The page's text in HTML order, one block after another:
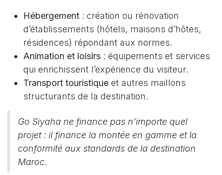
Hébergement : création ou rénovation
d’établissements (hôtels, maisons d’hôtes,
résidences) répondant aux normes.
Animation et loisirs : équipements et services
qui enrichissent l’expérience du visiteur.
Transport touristique et autres maillons
structurants de la destination.
Go Siyaha ne finance pas n’importe quel
projet : il finance la montée en gamme et la
conformité aux standards de la destination
Maroc.